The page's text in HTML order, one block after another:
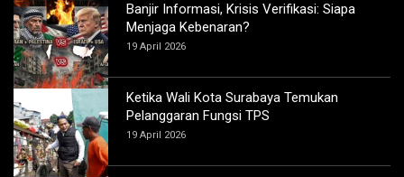
Banjir Informasi, Krisis Verifikasi: Siapa
Menjaga Kebenaran?
19 April 2026
Ketika Wali Kota Surabaya Temukan
Pelanggaran Fungsi TPS
19 April 2026